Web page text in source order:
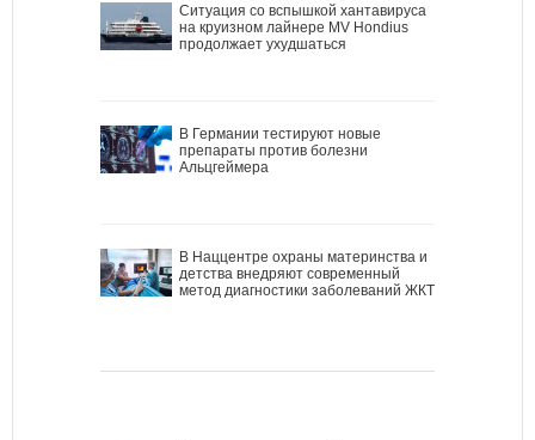
Ситуация со вспышкой хантавируса
на круизном лайнере MV Hondius
продолжает ухудшаться
В Германии тестируют новые
препараты против болезни
Альцгеймера
В Наццентре охраны материнства и
детства внедряют современный
метод диагностики заболеваний ЖКТ